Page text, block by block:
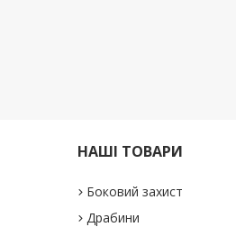
НАШІ ТОВАРИ
Боковий захист
Драбини